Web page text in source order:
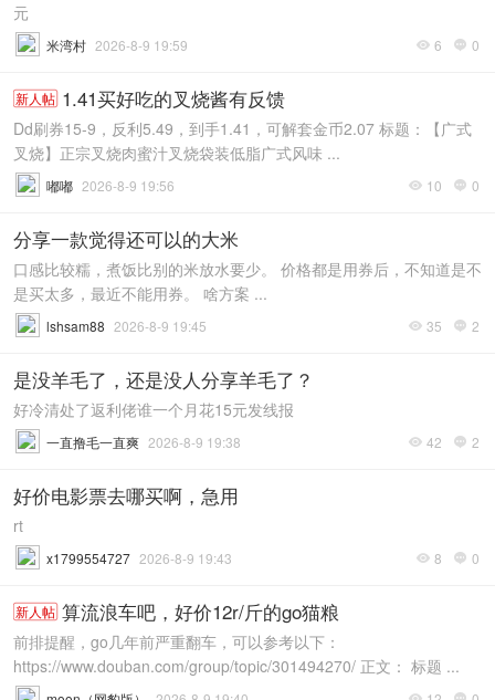
元
 6  0
米湾村 2026-8-9 19:59
新人帖 1.41买好吃的叉烧酱有反馈
Dd刷券15-9，反利5.49，到手1.41，可解套金币2.07 标题：【广式
叉烧】正宗叉烧肉蜜汁叉烧袋装低脂广式风味 ...
 10  0
嘟嘟 2026-8-9 19:56
分享一款觉得还可以的大米
口感比较糯，煮饭比别的米放水要少。 价格都是用券后，不知道是不
是买太多，最近不能用券。 啥方案 ...
 35  2
lshsam88 2026-8-9 19:45
是没羊毛了，还是没人分享羊毛了？
好冷清处了返利佬谁一个月花15元发线报
 42  2
一直撸毛一直爽 2026-8-9 19:38
好价电影票去哪买啊，急用
rt
 8  0
x1799554727 2026-8-9 19:43
新人帖 算流浪车吧，好价12r/斤的go猫粮
前排提醒，go几年前严重翻车，可以参考以下：
https://www.douban.com/group/topic/301494270/ 正文： 标题 ...